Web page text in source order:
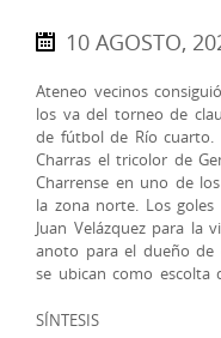
10 AGOSTO,
Ateneo vecinos
los va del torneo de
de fútbol de Río cuarto.
Charras el tricolor de
Charrense en uno de
la zona norte. Los
Juan Velázquez para la
anoto para el dueño de
se ubican como escolta
SÍNTESIS